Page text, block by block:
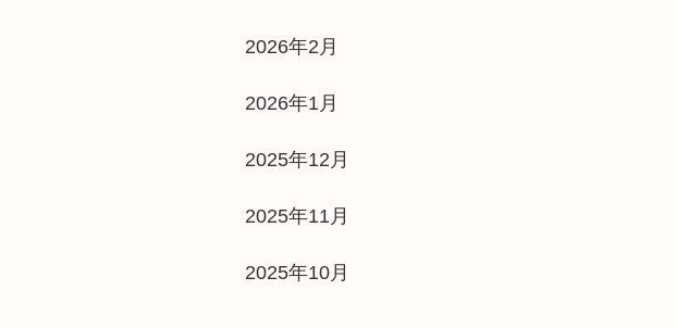
2026年2月
2026年1月
2025年12月
2025年11月
2025年10月